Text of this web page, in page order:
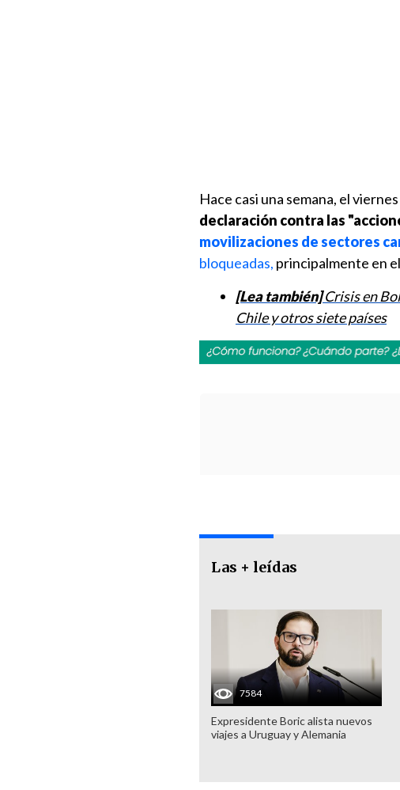
Hace casi una semana, el
declaración contra las
movilizaciones de sectores
bloqueadas, principalmente en
[Lea también]Crisis en
Chile y otros siete países
Las + leídas
7584
Expresidente Boric alista nuevos
viajes a Uruguay y Alemania